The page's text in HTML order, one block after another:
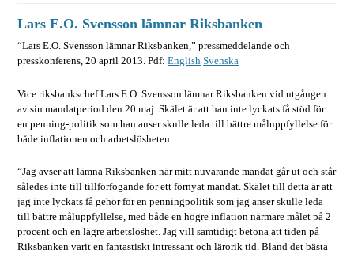
Lars E.O. Svensson lämnar Riksbanken
“Lars E.O. Svensson lämnar Riksbanken,” pressmeddelande och
presskonferens, 20 april 2013. Pdf:English Svenska
Vice riksbankschef Lars E.O. Svensson lämnar Riksbanken vid utgången
av sin mandatperiod den 20 maj. Skälet är att han inte lyckats få stöd för
en penning-politik som han anser skulle leda till bättre måluppfyllelse för
både inflationen och arbetslösheten.
“Jag avser att lämna Riksbanken när mitt nuvarande mandat går ut och står
således inte till tillförfogande för ett förnyat mandat. Skälet till detta är att
jag inte lyckats få gehör för en penningpolitik som jag anser skulle leda
till bättre måluppfyllelse, med både en högre inflation närmare målet på 2
procent och en lägre arbetslöshet. Jag vill samtidigt betona att tiden på
Riksbanken varit en fantastiskt intressant och lärorik tid. Bland det bästa